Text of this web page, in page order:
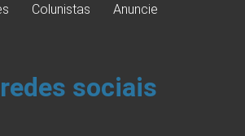
Colunistas
Anuncie
sociais